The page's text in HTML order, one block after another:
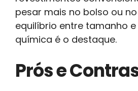
pesar mais no bolso ou
equilíbrio entre tamanho
química é o destaque.
Prós e